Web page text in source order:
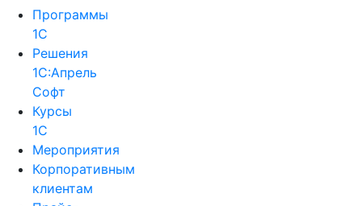
Программы
1С
Решения
1С:Апрель
Софт
Курсы
1С
Мероприятия
Корпоративным
клиентам